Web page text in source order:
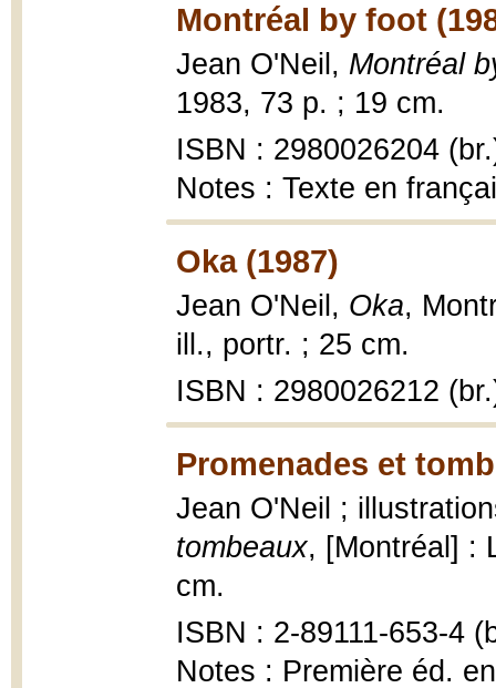
Montréal by foot
Jean O'Neil, Montréal
1983, 73 p. ; 19 cm.
ISBN : 2980026204
Notes : Texte en
Oka (1987)
Jean O'Neil, Oka,
ill., portr. ; 25 cm.
ISBN : 2980026212
Promenades et
Jean O'Neil ;
tombeaux, [Montréal] :
cm.
ISBN : 2-89111-653-4
Notes : Première éd.